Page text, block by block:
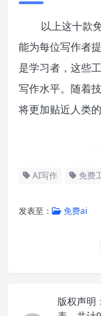
以上这十款
能为每位写作者
是学习者，这些
写作水平。随着
将更加贴近人类
AI写作 免费
发表至： 免费ai
版权声明：